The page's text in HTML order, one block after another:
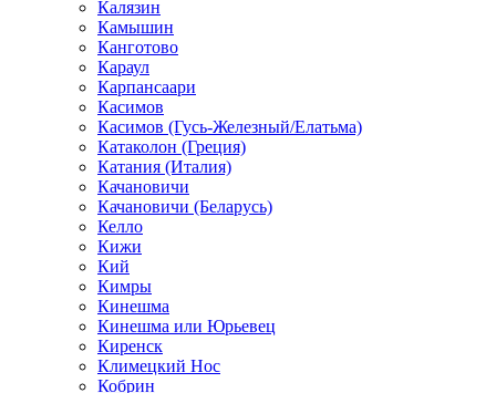
Калязин
Камышин
Канготово
Караул
Карпансаари
Касимов
Касимов (Гусь-Железный/Елатьма)
Катаколон (Греция)
Катания (Италия)
Качановичи
Качановичи (Беларусь)
Келло
Кижи
Кий
Кимры
Кинешма
Кинешма или Юрьевец
Киренск
Климецкий Нос
Кобрин